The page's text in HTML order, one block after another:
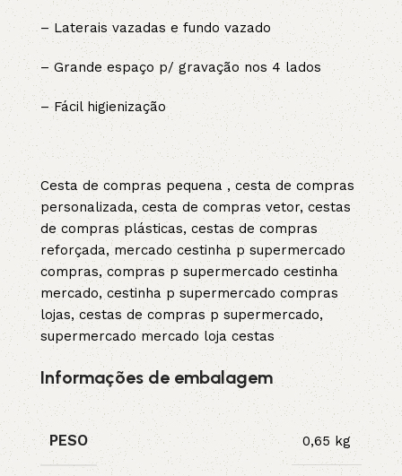
– Laterais vazadas e fundo vazado
– Grande espaço p/ gravação nos 4 lados
– Fácil higienização
Cesta de compras pequena , cesta de compras
personalizada, cesta de compras vetor, cestas
de compras plásticas, cestas de compras
reforçada, mercado cestinha p supermercado
compras, compras p supermercado cestinha
mercado, cestinha p supermercado compras
lojas, cestas de compras p supermercado,
supermercado mercado loja cestas
Informações de embalagem
PESO 0,65 kg